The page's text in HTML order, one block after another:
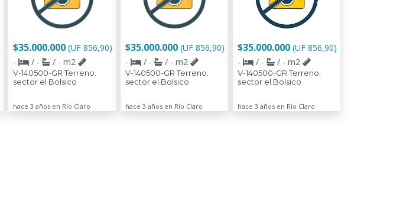
$35.000.000 (UF 856,90)
-
/ - / - m2
V-140500-GR Terreno.
sector el Bolsico
hace 3 años en Río Claro
$35.000.000 (UF 856,90)
-
/ - / - m2
V-140500-GR Terreno.
sector el Bolsico
hace 3 años en Río Claro
$35.000.000 (UF 856,90)
-
/ - / - m2
V-140500-GR Terreno.
sector el Bolsico
hace 3 años en Río Claro